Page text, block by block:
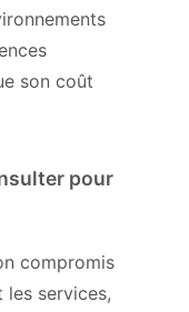
son coût
pour
compromis
services,